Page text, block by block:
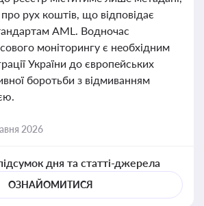
рух коштів, що відповідає
AML. Водночас
моніторингу є необхідним
України до європейських
боротьби з відмиванням
2026
дня та статті-джерела
ОЗНАЙОМИТИСЯ